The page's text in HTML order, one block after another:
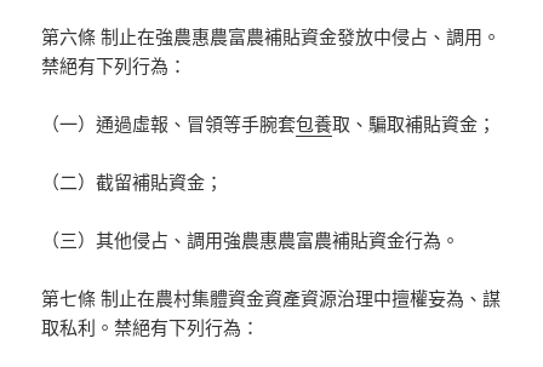
第六條 制止在強農惠農富農補貼資金發放中侵占、調用。
禁絕有下列行為：
（一）通過虛報、冒領等手腕套包養取、騙取補貼資金；
（二）截留補貼資金；
（三）其他侵占、調用強農惠農富農補貼資金行為。
第七條 制止在農村集體資金資產資源治理中擅權妄為、謀
取私利。禁絕有下列行為：